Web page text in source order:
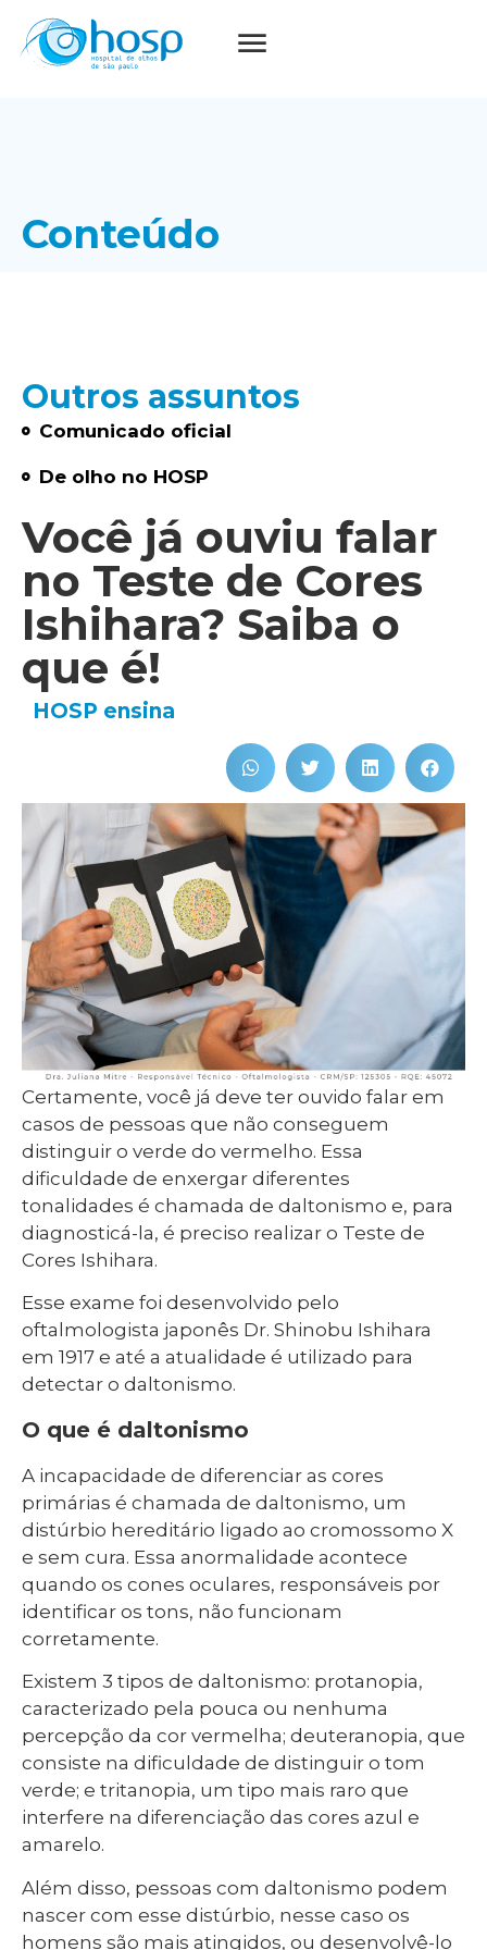
Conteúdo
Outros assuntos
Comunicado oficial
De olho no HOSP
Você já ouviu falar
no Teste de Cores
Ishihara? Saiba o
que é!
HOSP ensina
Certamente, você já deve ter ouvido falar em
casos de pessoas que não conseguem
distinguir o verde do vermelho. Essa
dificuldade de enxergar diferentes
tonalidades é chamada de daltonismo e, para
diagnosticá-la, é preciso realizar o Teste de
Cores Ishihara.
Esse exame foi desenvolvido pelo
oftalmologista japonês Dr. Shinobu Ishihara
em 1917 e até a atualidade é utilizado para
detectar o daltonismo.
O que é daltonismo
A incapacidade de diferenciar as cores
primárias é chamada de daltonismo, um
distúrbio hereditário ligado ao cromossomo X
e sem cura. Essa anormalidade acontece
quando os cones oculares, responsáveis por
identificar os tons, não funcionam
corretamente.
Existem 3 tipos de daltonismo: protanopia,
caracterizado pela pouca ou nenhuma
percepção da cor vermelha; deuteranopia, que
consiste na dificuldade de distinguir o tom
verde; e tritanopia, um tipo mais raro que
interfere na diferenciação das cores azul e
amarelo.
Além disso, pessoas com daltonismo podem
nascer com esse distúrbio, nesse caso os
homens são mais atingidos, ou desenvolvê-lo